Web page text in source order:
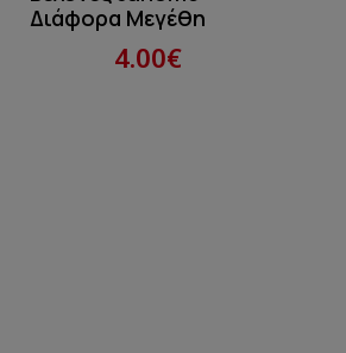
Διάφορα Μεγέθη
4.00€